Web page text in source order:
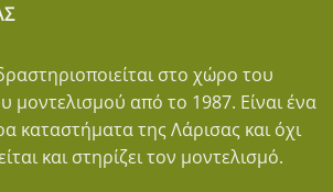
στο χώρο του
μοντελισμού από το 1987. Είναι ένα
καταστήματα της Λάρισας και όχι
και στηρίζει τον μοντελισμό.